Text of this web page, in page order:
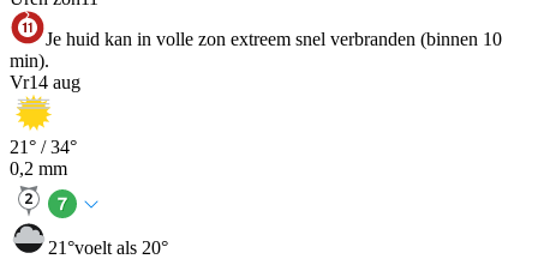
Je huid kan in volle zon extreem snel verbranden (binnen 10
min).
Vr14 aug
21° /34°
0,2 mm
21°voelt als 20°